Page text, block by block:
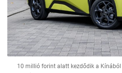
10 millió forint alatt kezdődik a